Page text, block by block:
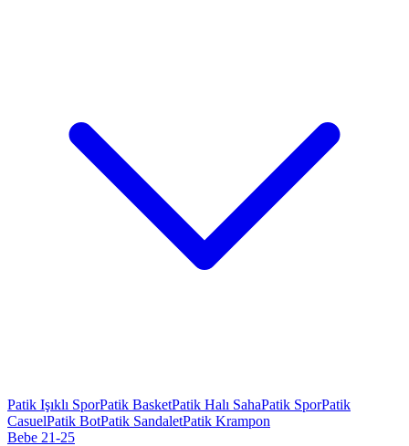
Patik Işıklı SporPatik BasketPatik Halı SahaPatik SporPatik
CasuelPatik BotPatik SandaletPatik Krampon
Bebe 21-25